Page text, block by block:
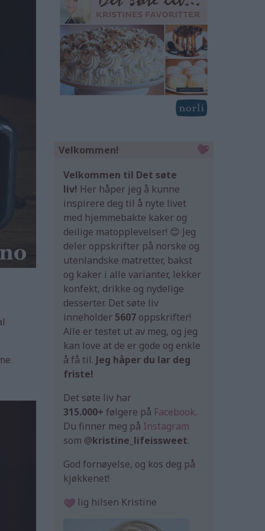
Velkommen!
Velkommen til Det søte
liv! Her håper jeg å kunne
inspirere deg til å nyte livet
med hjemmebakte kaker og
deilige matopplevelser! 😊 Jeg
deler oppskrifter på norske og
utenlandske matretter, bakst
og kaker i alle varianter, lekker
konfekt, drikke og nydelige
desserter. Det søte liv
inneholder 5607 oppskrifter!
Alle er testet ut av meg, og jeg
kan love at de er gode og enkle
å få til. Jeg håper du lar deg
friste!
Det søte liv har
315.000+ følgere på Facebook.
Du finner meg på Instagram
som @kristine_lifeissweet.
God fornøyelse, og kos deg på
kjøkkenet!
lig hilsen Kristine